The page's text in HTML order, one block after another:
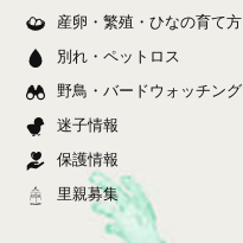
産卵・繁殖・ひなの育て方
別れ・ペットロス
野鳥・バードウォッチング
迷子情報
保護情報
里親募集